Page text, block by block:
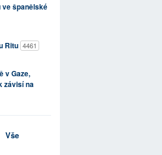
španělské
Ritu 4461
v Gaze,
závisí na
Vše